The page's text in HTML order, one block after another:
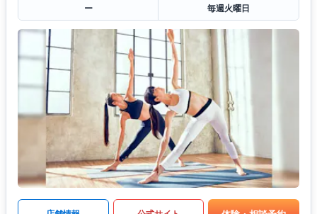
ー
毎週火曜日